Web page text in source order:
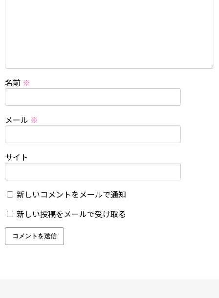
名前 ※
メール ※
サイト
新しいコメントをメールで通知
新しい投稿をメールで受け取る